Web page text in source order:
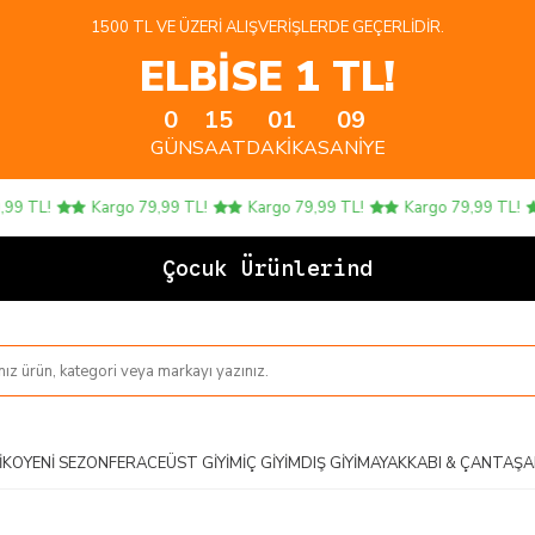
1500 TL VE ÜZERI ALIŞVERIŞLERDE GEÇERLIDIR.
ELBİSE 1 TL!
0
GÜN
15
SAAT
01
DAKIKA
08
SANIYE
Kargo 79,99 TL! Kargo 79,99 TL! Kargo 79,99 TL!
Çocuk Ürünlerinde 4
YENI SEZONFERACEÜST GIYIMİÇ GIYIMDIŞ GIYIMAYAKKABI & ÇANTA